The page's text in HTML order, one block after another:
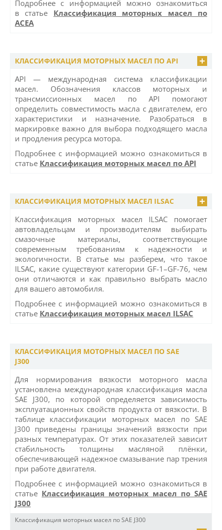
Подробнее с информацией можно ознакомиться
в статье Классификация моторных масел по
ACEA
КЛАССИФИКАЦИЯ МОТОРНЫХ МАСЕЛ ПО API
API — международная система классификации
масел. Обозначения классов моторных и
трансмиссионных масел по API помогают
определить совместимость масла с двигателем, его
характеристики и назначение. Разобраться в
маркировке важно для выбора подходящего масла
и продления ресурса мотора.
Подробнее с информацией можно ознакомиться в
статье Классификация моторных масел по API
КЛАССИФИКАЦИЯ МОТОРНЫХ МАСЕЛ ILSAC
Классификация моторных масел ILSAC помогает
автовладельцам и производителям выбирать
смазочные материалы, соответствующие
современным требованиям к надежности и
экологичности. В статье мы разберем, что такое
ILSAC, какие существуют категории GF-1–GF-76, чем
они отличаются и как правильно выбрать масло
для вашего автомобиля.
Подробнее с информацией можно ознакомиться в
статье Классификация моторных масел ILSAC
КЛАССИФИКАЦИЯ МОТОРНЫХ МАСЕЛ ПО SAE
J300
Для нормирования вязкости моторного масла
установлена международная классификация масла
SAE J300, по которой определяется зависимость
эксплуатационных свойств продукта от вязкости. В
таблице классификации моторных масел по SAE
J300 приведены границы значений вязкости при
разных температурах. От этих показателей зависит
стабильность толщины масляной плёнки,
обеспечивающей надежное смазывание пар трения
при работе двигателя.
Подробнее с информацией можно ознакомиться в
статье Классификация моторных масел по SAE
J300
Классификация моторных масел по SAE J300